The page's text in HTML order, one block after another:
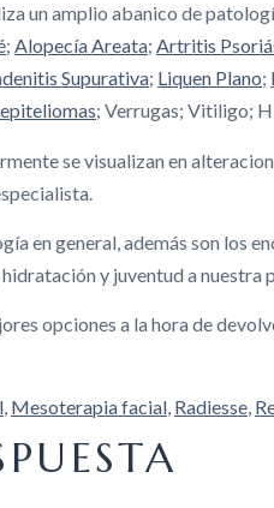
un amplio abanico de
; Alopecía Areata; Artritis
Supurativa; Liquen Plano;
; Verrugas; Vitiligo;
se visualizan en
en general, además son los
y juventud a nuestra
opciones a la hora de
, Mesoterapia facial, Radiesse,